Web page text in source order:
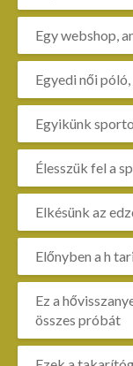
Egy webshop,
Egyedi női
Egyikünk
Élesszük fel a
Elkésünk az
Előnyben a h
Ez a
összes próbát